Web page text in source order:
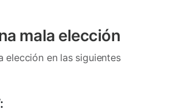
mala elección
elección en las siguientes